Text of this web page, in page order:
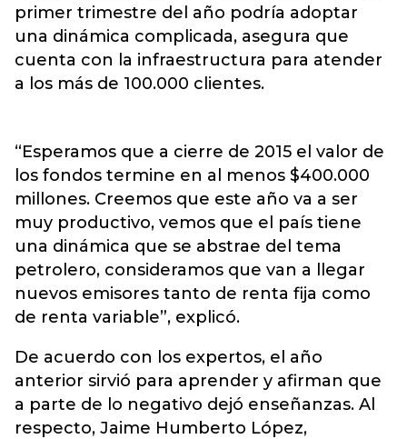
primer trimestre del año podría adoptar
una dinámica complicada, asegura que
cuenta con la infraestructura para atender
a los más de 100.000 clientes.
“Esperamos que a cierre de 2015 el valor de
los fondos termine en al menos $400.000
millones. Creemos que este año va a ser
muy productivo, vemos que el país tiene
una dinámica que se abstrae del tema
petrolero, consideramos que van a llegar
nuevos emisores tanto de renta fija como
de renta variable”, explicó.
De acuerdo con los expertos, el año
anterior sirvió para aprender y afirman que
a parte de lo negativo dejó enseñanzas. Al
respecto, Jaime Humberto López,